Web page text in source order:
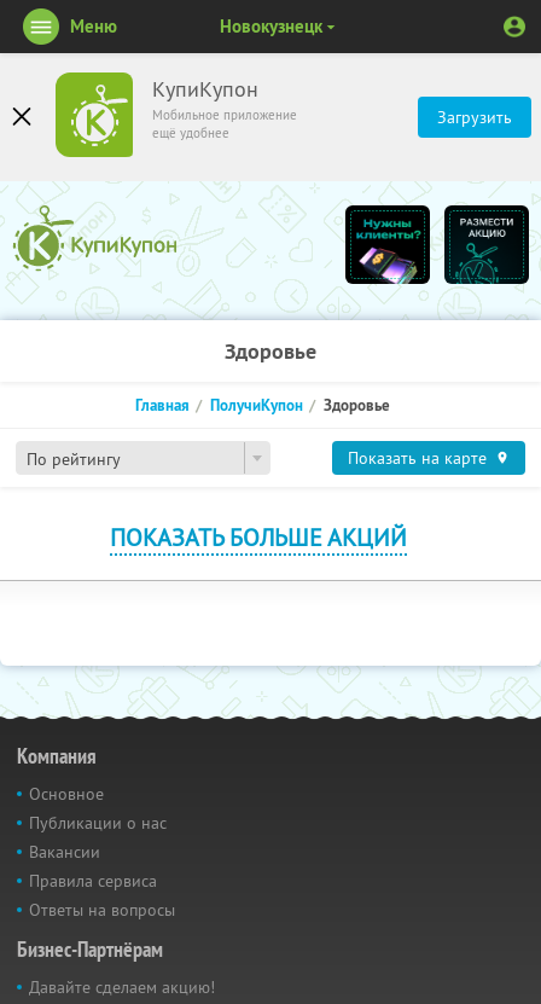
КупиКупон
Мобильное приложение
ещё удобнее
Загрузить
Меню Новокузнецк
Здоровье
По рейтингу
Главная ПолучиКупон Здоровье
Показать на карте
ПОКАЗАТЬ БОЛЬШЕ АКЦИЙ
Компания
Основное
Публикации о нас
Вакансии
Правила сервиса
Ответы на вопросы
Бизнес-Партнёрам
Давайте сделаем акцию!